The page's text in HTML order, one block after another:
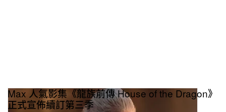
Max 人氣影集《龍族前傳 House of the Dragon》
正式宣佈續訂第三季